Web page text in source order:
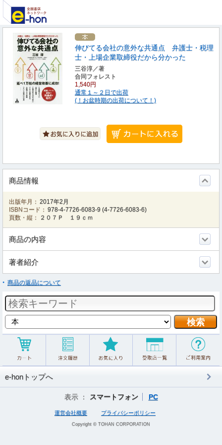
伸びてる会社の意外な共通点 弁護士・税理
士・上場企業取締役だから分かった
三谷淳／著
合同フォレスト
1,540円
通常１～２日で出荷
(！お盆時期の出荷について！)
商品情報
出版年月： 2017年2月
ISBNコード： 978-4-7726-6083-9 (4-7726-6083-6)
頁数・縦：
２０７Ｐ １９ｃｍ
商品の内容
著者紹介
商品の返品について
e-honトップへ
表示 ： スマートフォン PC
運営会社概要 プライバシーポリシー
Copyright © TOHAN CORPORATION